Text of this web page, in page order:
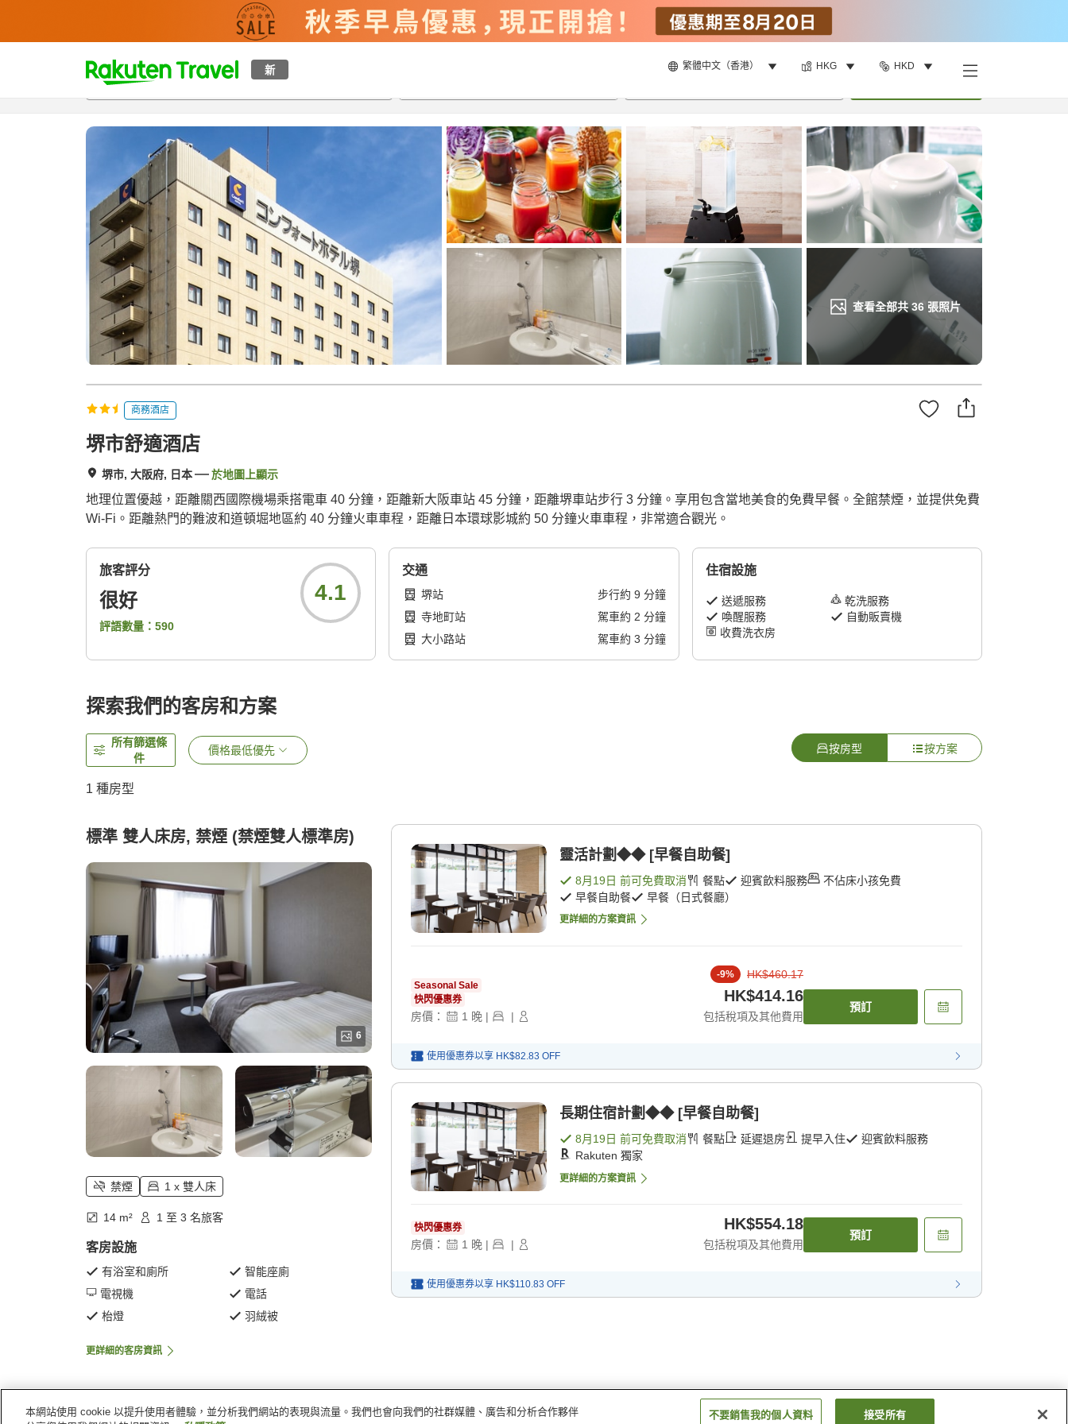
新 繁體中文（香港） HKG HKD
t
p
a
e
a
r
查看全部共36張照片
概覽房間及住宿方案 評價特色設施
商務酒店
堺市舒適酒店
堺市, 大阪府, 日本 於地圖上顯示
地理位置優越，距離關西國際機場乘搭電車 40 分鐘，距離新大阪車站 45 分鐘，距離堺車站步行 3 分鐘。享用包含當地美食的免費早餐。全館禁煙，並提供免費
Wi-Fi。距離熱門的難波和道頓堀地區約 40 分鐘火車車程，距離日本環球影城約 50 分鐘火車車程，非常適合觀光。
旅客評分
很好
評語數量： 590
4.1
交通
堺站 步行約 9 分鐘
寺地町站
駕車約 2 分鐘
大小路站
駕車約 3 分鐘
住宿設施
送遞服務
乾洗服務
喚醒服務
自動販賣機
收費洗衣房
探索我們的客房和方案
所有篩選條
件
價格最低優先 按房型 按方案
1 種房型
標準 雙人床房, 禁煙 (禁煙雙人標準房)
6
禁煙 1 x 雙人床
14 m² 1 至 3 名旅客
客房設施
有浴室和廁所
智能座廁
電視機
電話
枱燈
羽絨被
更詳細的客房資訊
靈活計劃◆◆ [早餐自助餐]
8月19日 前可免費取消 餐點 迎賓飲料服務
不佔床小孩免費
早餐自助餐
早餐（日式餐廳）
更詳細的方案資訊
Seasonal Sale
快閃優惠券
房價： 1 晚 | |
-9% HK$460.17
HK$414.16
包括稅項及其他費用
預訂
使用優惠券以享 HK$82.83 OFF
長期住宿計劃◆◆ [早餐自助餐]
8月19日 前可免費取消 餐點 延遲退房 提早入住
迎賓飲料服務
Rakuten 獨家
更詳細的方案資訊
快閃優惠券
房價： 1 晚 | |
HK$554.18
包括稅項及其他費用
預訂
使用優惠券以享 HK$110.83 OFF
本網站使用 cookie 以提升使用者體驗，並分析我們網站的表現與流量。我們也會向我們的社群媒體、廣告和分析合作夥伴
不要銷售我的個人資料 接受所有